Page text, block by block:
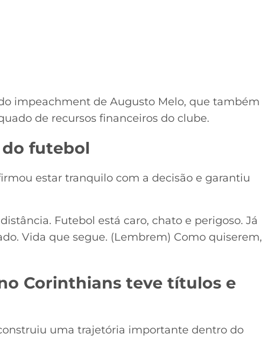
impeachment de Augusto Melo, que também
de recursos financeiros do clube.
futebol
estar tranquilo com a decisão e garantiu
Futebol está caro, chato e perigoso. Já
Vida que segue. (Lembrem) Como quiserem,
Corinthians teve títulos e
uma trajetória importante dentro do